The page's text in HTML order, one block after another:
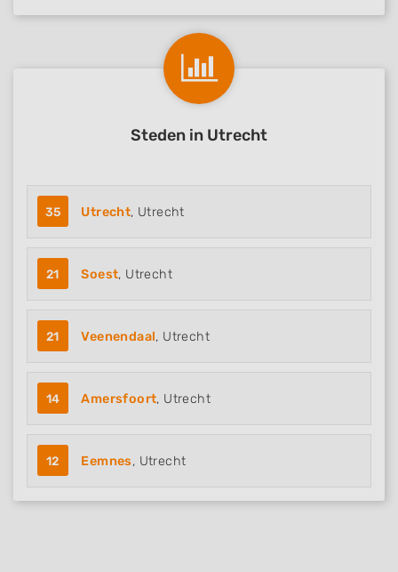
Steden in Utrecht
35 Utrecht, Utrecht
21 Soest, Utrecht
21 Veenendaal, Utrecht
14 Amersfoort, Utrecht
12 Eemnes, Utrecht